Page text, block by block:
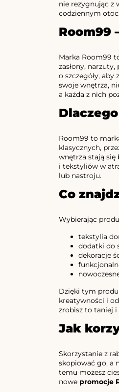
nie rezygnując z
codziennym
Room99
Marka Room99
zasłony,
o szczegóły,
swoje wnętrza,
a każda z nich
Room99 to
klasycznych,
wnętrza stają
i tekstyliów w
lub nastroju.
Co
Wybierając
tekstylia
dodatki do
dekoracje
Dzięki tym
kreatywności i
zrobisz to taniej
Jak
Skorzystanie z
skopiować go, a
temu możesz
nowe promocje